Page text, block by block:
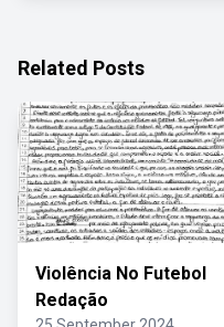
Related Posts
Violência No Futebol
Redação